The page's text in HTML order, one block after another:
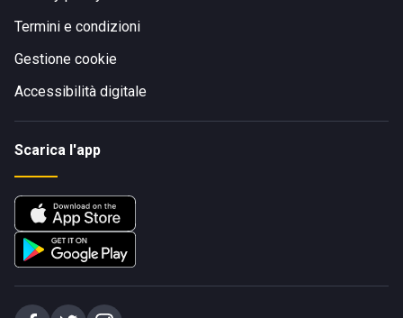
Termini e condizioni
Gestione cookie
Accessibilità digitale
Scarica l'app